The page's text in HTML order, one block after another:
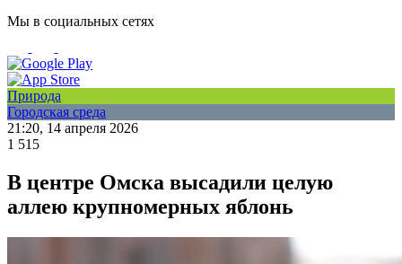
Мы в социальных сетях
Природа
Городская среда
21:20, 14 апреля 2026
1 515
В центре Омска высадили целую
аллею крупномерных яблонь